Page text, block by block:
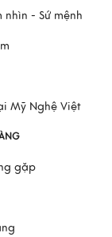
- Sứ mệnh
Mỹ Nghệ Việt
gặp